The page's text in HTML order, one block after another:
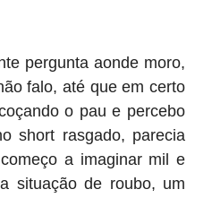
pergunta aonde moro,
falo, até que em certo
o pau e percebo
short rasgado, parecia
a imaginar mil e
situação de roubo, um